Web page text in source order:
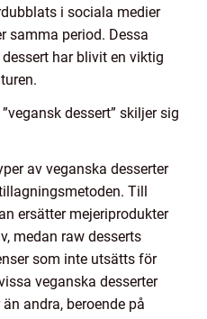
i sociala medier
samma period. Dessa
har blivit en viktig
dessert” skiljer sig
av veganska desserter
Till
ersätter mejeriprodukter
medan raw desserts
som inte utsätts för
veganska desserter
andra, beroende på